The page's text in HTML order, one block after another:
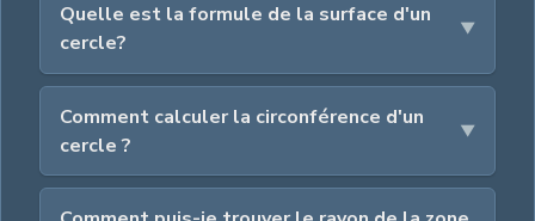
Quelle est la formule de la surface d'un
cercle?
Comment calculer la circonférence d'un
cercle ?